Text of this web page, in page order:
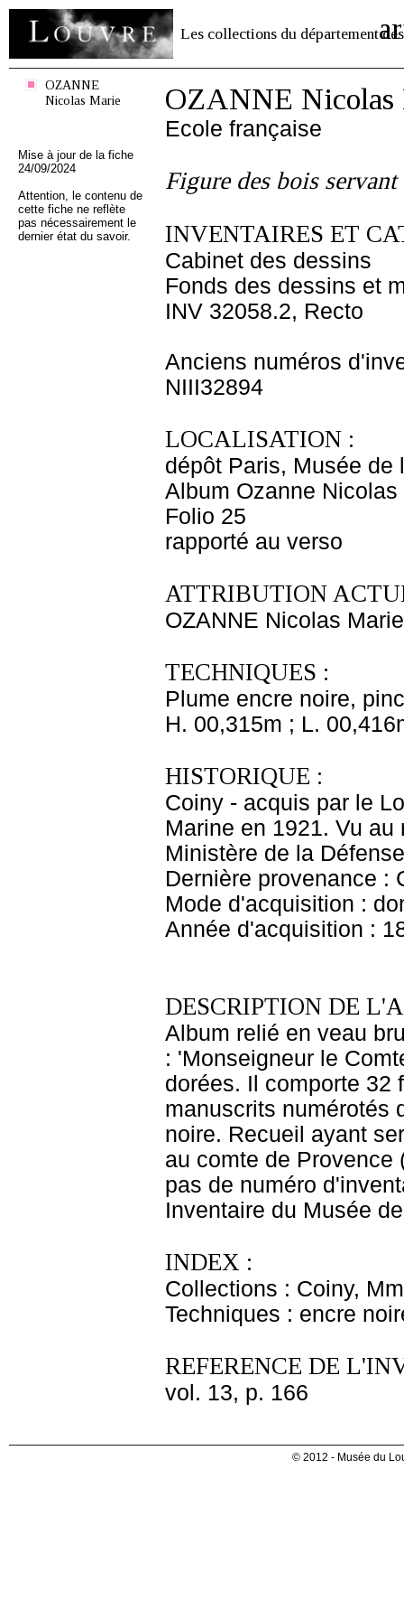
Les collections du département des
OZANNE
Nicolas Marie
Mise à jour de la fiche
24/09/2024
Attention, le contenu de
cette fiche ne reflète
pas nécessairement le
dernier état du savoir.
OZANNE Nicolas
Ecole française
Figure des bois
INVENTAIRES ET
Cabinet des dessins
Fonds des dessins et
INV 32058.2, Recto
Anciens numéros
NIII32894
LOCALISATION :
dépôt Paris, Musée de
Album Ozanne Nicolas
Folio 25
rapporté au verso
ATTRIBUTION
OZANNE Nicolas Marie
TECHNIQUES :
Plume encre noire,
H. 00,315m ; L.
HISTORIQUE :
Coiny - acquis par le
Marine en 1921. Vu
Ministère de la
Dernière provenance :
Mode d'acquisition :
Année d'acquisition :
DESCRIPTION DE
Album relié en veau
: 'Monseigneur le
dorées. Il comporte 32
manuscrits numérotés
noire. Recueil ayant
au comte de Provence
pas de numéro
Inventaire du Musée
INDEX :
Collections : Coiny,
Techniques : encre
REFERENCE DE
vol. 13, p. 166
© 2012 - Musée du